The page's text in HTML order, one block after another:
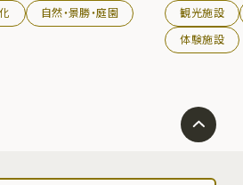
自然・景勝・庭園
観光施設
体験施設